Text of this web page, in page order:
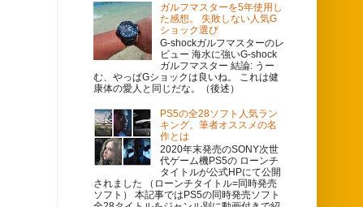
ガルフマスターを5年使用し
た感想。 失敗しない人気G
ショック選び
G-shockガルフマスターのレ
ビュー 海水に強いG-shock
ガルフマスター 結論: うー
む、やっぱGショックは良いね。 これは健
康体の愛人と同じだな。（後述）
PS5の全28ソフト人気ラン
キング。筆者オススメの名
作とは
2020年末発売のSONY次世
代ゲーム機PS5の ローンチ
タイトルが公式HPにて公開
されました （ローンチタイトル=同時発売
ソフト） 本記事ではPS5の同時発売ソフト